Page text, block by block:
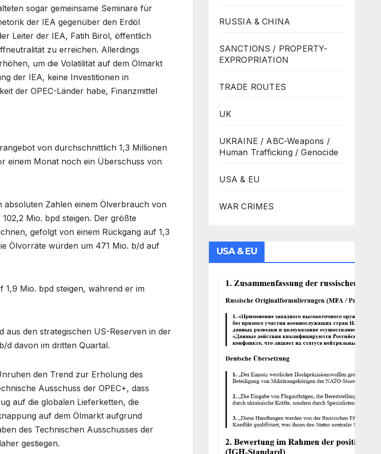
sogar gemeinsame Seminare für
der IEA gegenüber den Erdöl
Leiter der IEA, Fatih Birol, öffentlich
zu erreichen. Allerdings
um die Volatilität auf dem Ölmarkt
der IEA, keine Investitionen in
der OPEC-Länder habe, Finanzmittel
von durchschnittlich 1,3 Millionen
einem Monat noch ein Überschuss von
Zahlen einem Ölverbrauch von
Mio. bpd steigen. Der größte
gefolgt von einem Rückgang auf 1,3
Ölvorräte würden um 471 Mio. b/d auf
1,9 Mio. bpd steigen, während er im
den strategischen US-Reserven in der
d davon im dritten Quartal.
den Trend zur Erholung des
Ausschuss der OPEC+, dass
auf die globalen Lieferketten, die
auf dem Ölmarkt aufgrund
des Technischen Ausschusses der
gestiegen.
RUSSIA & CHINA
SANCTIONS / PROPERTY-
EXPROPRIATION
TRADE ROUTES
UK
UKRAINE / ABC-Weapons /
Human Trafficking / Genocide
USA & EU
WAR CRIMES
USA & EU